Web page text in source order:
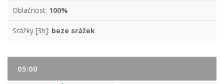
Oblačnost: 100%
Srážky [3h]: beze srážek
05:00